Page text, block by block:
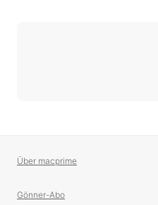
Über macprime
Gönner-Abo